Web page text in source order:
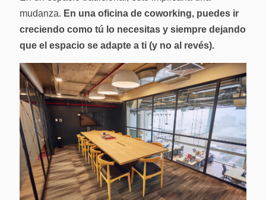
mudanza. En una oficina de coworking, puedes ir
creciendo como tú lo necesitas y siempre dejando
que el espacio se adapte a ti (y no al revés).